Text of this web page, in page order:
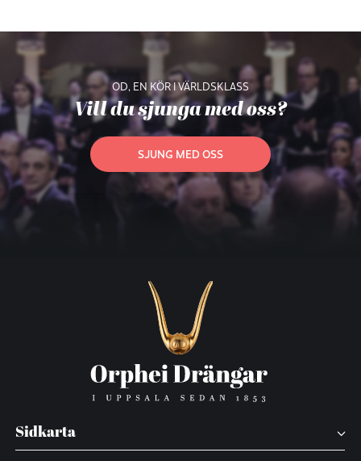
OD, EN KÖR I VÄRLDSKLASS
Vill du sjunga med oss?
SJUNG MED OSS
Sidkarta